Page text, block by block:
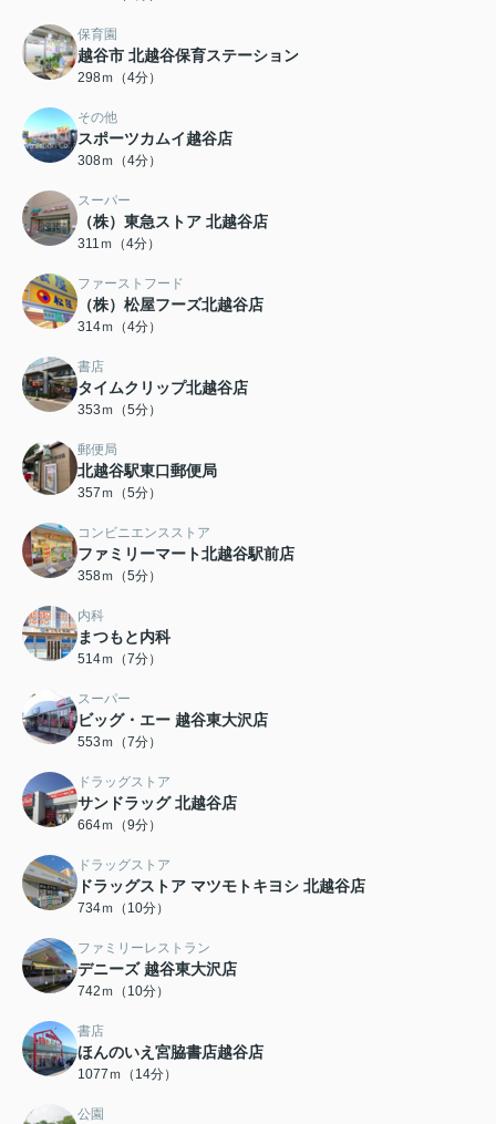
保育園
越谷市 北越谷保育ステーション
298ｍ（4分）
その他
スポーツカムイ越谷店
308ｍ（4分）
スーパー
（株）東急ストア 北越谷店
311ｍ（4分）
ファーストフード
（株）松屋フーズ北越谷店
314ｍ（4分）
書店
タイムクリップ北越谷店
353ｍ（5分）
郵便局
北越谷駅東口郵便局
357ｍ（5分）
コンビニエンスストア
ファミリーマート北越谷駅前店
358ｍ（5分）
内科
まつもと内科
514ｍ（7分）
スーパー
ビッグ・エー 越谷東大沢店
553ｍ（7分）
ドラッグストア
サンドラッグ 北越谷店
664ｍ（9分）
ドラッグストア
ドラッグストア マツモトキヨシ 北越谷店
734ｍ（10分）
ファミリーレストラン
デニーズ 越谷東大沢店
742ｍ（10分）
書店
ほんのいえ宮脇書店越谷店
1077ｍ（14分）
公園